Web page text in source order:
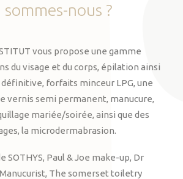
sommes-nous ?
vous propose une gamme
du visage et du corps, épilation ainsi
forfaits minceur LPG, une
vernis semi permanent, manucure,
mariée/soirée, ainsi que des
la microdermabrasion.
SOTHYS, Paul & Joe make-up, Dr
The somerset toiletry